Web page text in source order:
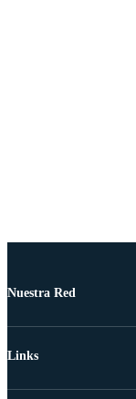
Nuestra Red
Links